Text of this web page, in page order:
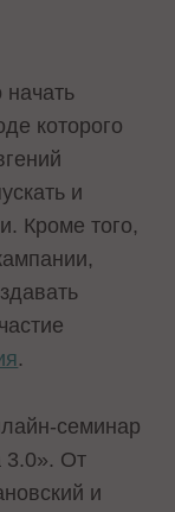
начать
которого
и
Кроме того,
.
семинар
3.0». От
и